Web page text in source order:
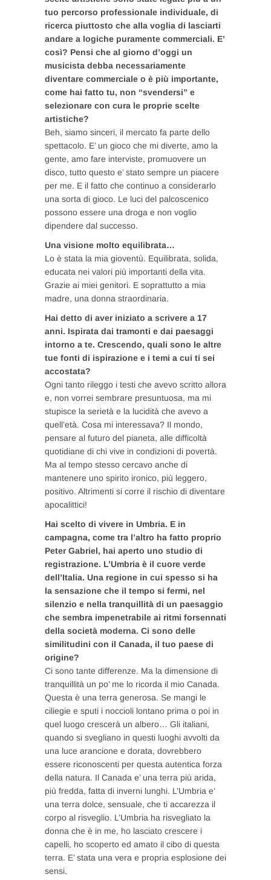
tuo percorso professionale individuale, di
ricerca piuttosto che alla voglia di lasciarti
andare a logiche puramente commerciali. E’
così? Pensi che al giorno d’oggi un
musicista debba necessariamente
diventare commerciale o è più importante,
come hai fatto tu, non “svendersi” e
selezionare con cura le proprie scelte
artistiche?
Beh, siamo sinceri, il mercato fa parte dello
spettacolo. E’ un gioco che mi diverte, amo la
gente, amo fare interviste, promuovere un
disco, tutto questo e’ stato sempre un piacere
per me. E il fatto che continuo a considerarlo
una sorta di gioco. Le luci del palcoscenico
possono essere una droga e non voglio
dipendere dal successo.
Una visione molto equilibrata…
Lo è stata la mia gioventù. Equilibrata, solida,
educata nei valori più importanti della vita.
Grazie ai miei genitori. E soprattutto a mia
madre, una donna straordinaria.
Hai detto di aver iniziato a scrivere a 17
anni. Ispirata dai tramonti e dai paesaggi
intorno a te. Crescendo, quali sono le altre
tue fonti di ispirazione e i temi a cui ti sei
accostata?
Ogni tanto rileggo i testi che avevo scritto allora
e, non vorrei sembrare presuntuosa, ma mi
stupisce la serietà e la lucidità che avevo a
quell’età. Cosa mi interessava? Il mondo,
pensare al futuro del pianeta, alle difficoltà
quotidiane di chi vive in condizioni di povertà.
Ma al tempo stesso cercavo anche di
mantenere uno spirito ironico, più leggero,
positivo. Altrimenti si corre il rischio di diventare
apocalittici!
Hai scelto di vivere in Umbria. E in
campagna, come tra l’altro ha fatto proprio
Peter Gabriel, hai aperto uno studio di
registrazione. L’Umbria è il cuore verde
dell’Italia. Una regione in cui spesso si ha
la sensazione che il tempo si fermi, nel
silenzio e nella tranquillità di un paesaggio
che sembra impenetrabile ai ritmi forsennati
della società moderna. Ci sono delle
similitudini con il Canada, il tuo paese di
origine?
Ci sono tante differenze. Ma la dimensione di
tranquillità un po’ me lo ricorda il mio Canada.
Questa è una terra generosa. Se mangi le
ciliegie e sputi i noccioli lontano prima o poi in
quel luogo crescerà un albero… Gli italiani,
quando si svegliano in questi luoghi avvolti da
una luce arancione e dorata, dovrebbero
essere riconoscenti per questa autentica forza
della natura. Il Canada e’ una terra più arida,
più fredda, fatta di inverni lunghi. L’Umbria e’
una terra dolce, sensuale, che ti accarezza il
corpo al risveglio. L’Umbria ha risvegliato la
donna che è in me, ho lasciato crescere i
capelli, ho scoperto ed amato il cibo di questa
terra. E’ stata una vera e propria esplosione dei
sensi.